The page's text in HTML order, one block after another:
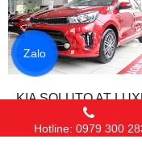
KIA SOLUTO AT
427,000,000
Hotline: 0979 300
Zalo